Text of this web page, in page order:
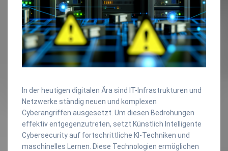
In der heutigen digitalen Ära sind IT-Infrastrukturen und
Netzwerke ständig neuen und komplexen
Cyberangriffen ausgesetzt. Um diesen Bedrohungen
effektiv entgegenzutreten, setzt Künstlich Intelligente
Cybersecurity auf fortschrittliche KI-Techniken und
maschinelles Lernen. Diese Technologien ermöglichen